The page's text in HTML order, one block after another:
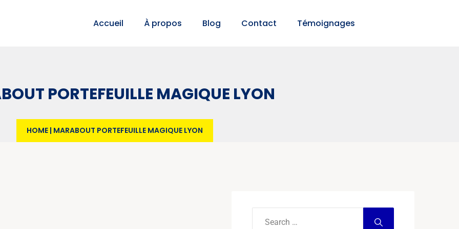
Accueil À propos Blog Contact Témoignages
PORTEFEUILLE MAGIQUE LYON
HOME | MARABOUT PORTEFEUILLE MAGIQUE LYON